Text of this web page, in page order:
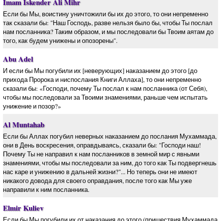
Imam Iskender Ali Mihr
Если бы Мы, воистину уничтожили бы их до этого, то они непременно
так сказали бы: "Наш Господь, разве нельзя было бы, чтобы Ты послал
нам посланника? Таким образом, и мы последовали бы Твоим аятам до
того, как будем унижены и опозорены".
Abu Adel
И если бы Мы погубили их [неверующих] наказанием до этого [до
прихода Пророка и ниспослания Книги Аллаха], то они непременно
сказали бы: «Господи, почему Ты послал к нам посланника (от Себя),
чтобы мы последовали за Твоими знамениями, раньше чем испытать
унижение и позор?»
Al Muntahab
Если бы Аллах погубил неверных наказанием до послания Мухаммада,
они в День воскресения, оправдываясь, сказали бы: "Господи наш!
Почему Ты не направил к нам посланников в земной мир с явными
знамениями, чтобы мы последовали за ним, до того как Ты подвергнешь
нас каре и унижению в дальней жизни?"... Но теперь они не имеют
никакого довода для своего оправдания, после того как Мы уже
направили к ним посланника.
Elmir Kuliev